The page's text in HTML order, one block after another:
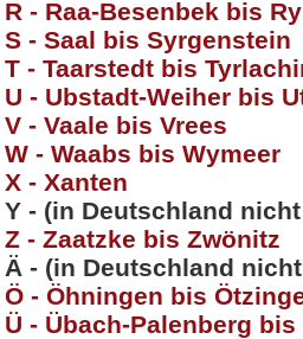
R - Raa-Besenbek bis
S - Saal bis Syrgenstein
T - Taarstedt bis
U - Ubstadt-Weiher bis
V - Vaale bis Vrees
W - Waabs bis Wymeer
X - Xanten
Y - (in Deutschland
Z - Zaatzke bis Zwönitz
Ä - (in Deutschland
Ö - Öhningen bis
Ü - Übach-Palenberg